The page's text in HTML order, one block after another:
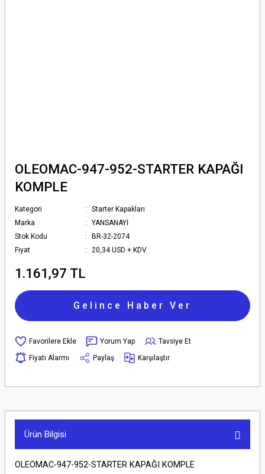
OLEOMAC-947-952-STARTER KAPAĞI
KOMPLE
Kategori
Starter Kapakları
Marka
YANSANAYİ
Stok Kodu
BR-32-2074
Fiyat
20,34 USD + KDV
1.161,97 TL
Gelince Haber Ver
Yorum Yap
Tavsiye Et
Fiyatı Alarmı
Paylaş Karşılaştır
Ürün Bilgisi
OLEOMAC-947-952-STARTER KAPAĞI KOMPLE